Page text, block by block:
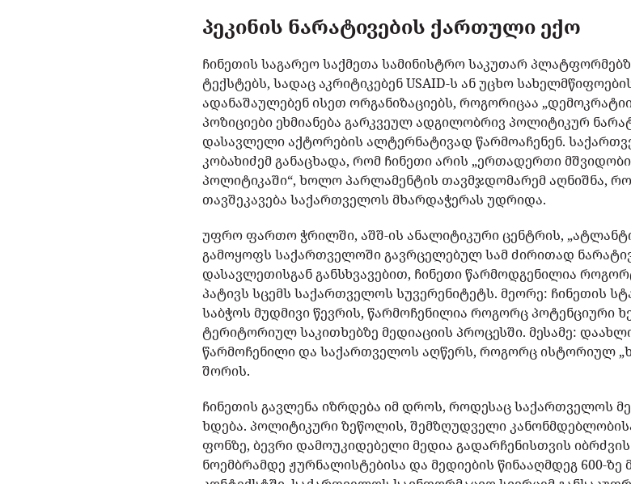
პეკინის ნარატივების ქართული ექო
ჩინეთის საგარეო საქმეთა სამინისტრო საკუთარ
ტექსტებს, სადაც აკრიტიკებენ USAID-ს ან უცხო
ადანაშაულებენ ისეთ ორგანიზაციებს, როგორიცაა
პოზიციები ეხმიანება გარკვეულ ადგილობრივ პოლიტიკურ
დასავლელი აქტორების ალტერნატივად წარმოაჩენენ.
კობახიძემ განაცხადა, რომ ჩინეთი არის „ერთადერთი
პოლიტიკაში“, ხოლო პარლამენტის თავმჯდომარემ აღნიშნა,
თავშეკავება საქართველოს მხარდაჭერას უდრიდა.
უფრო ფართო ჭრილში, აშშ-ის ანალიტიკური ცენტრის,
გამოყოფს საქართველოში გავრცელებულ სამ ძირითად
დასავლეთისგან განსხვავებით, ჩინეთი წარმოდგენილია
პატივს სცემს საქართველოს სუვერენიტეტს. მეორე: ჩინეთის
საბჭოს მუდმივი წევრის, წარმოჩენილია როგორც
ტერიტორიულ საკითხებზე მედიაციის პროცესში. მესამე:
წარმოჩენილი და საქართველოს აღწერს, როგორც ისტორიულ
შორის.
ჩინეთის გავლენა იზრდება იმ დროს, როდესაც საქართველოს
ხდება. პოლიტიკური ზეწოლის, შემზღუდველი
ფონზე, ბევრი დამოუკიდებელი მედია გადარჩენისთვის
ნოემბრამდე ჟურნალისტებისა და მედიების წინააღმდეგ 600-